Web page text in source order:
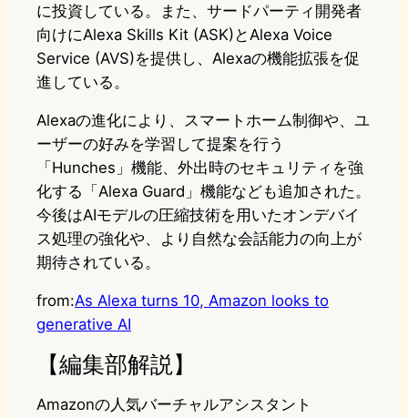
に投資している。また、サードパーティ開発者
向けにAlexa Skills Kit (ASK)とAlexa Voice
Service (AVS)を提供し、Alexaの機能拡張を促
進している。
Alexaの進化により、スマートホーム制御や、ユ
ーザーの好みを学習して提案を行う
「Hunches」機能、外出時のセキュリティを強
化する「Alexa Guard」機能なども追加された。
今後はAIモデルの圧縮技術を用いたオンデバイ
ス処理の強化や、より自然な会話能力の向上が
期待されている。
from:As Alexa turns 10, Amazon looks to
generative AI
【編集部解説】
Amazonの人気バーチャルアシスタント